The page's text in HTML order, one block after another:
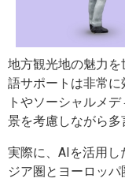
地方観光地の魅力
語サポートは非常
トやソーシャルメ
景を考慮しながら多
実際に、AIを活用
ジア圏とヨーロッ